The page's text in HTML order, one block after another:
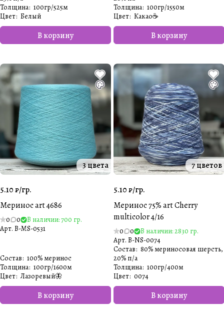
В корзину
Толщина: 100гр/525м
Цвет: Белый️
В корзину
Толщина: 100гр/1550м
Цвет: Какао☕️
3 цвета
5.10 ₽/гр.
Меринос art 4686
0 0
В наличии: 700 гр.
Арт. B-MS-0531
В корзину
Состав: 100% меринос
Толщина: 100гр/1600м
Цвет: Лазоревый🦋
7 цветов
5.10 ₽/гр.
Меринос 75% art Cherry
multicolor 4/16
0 0
В наличии: 2830 гр.
Арт. B-NS-0074
В корзину
Состав: 80% мериносовая шерсть,
20% п/а
Толщина: 100гр/400м
Цвет: 0074